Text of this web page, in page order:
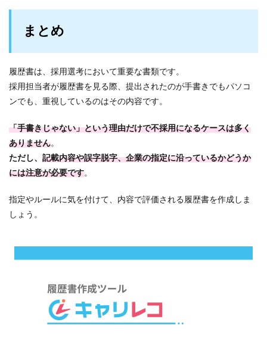
まとめ
履歴書は、採用選考において重要な書類です。
採用担当者が履歴書を見る際、提出されたのが手書きでもパソコ
ンでも、重視しているのはその内容です。
「手書きじゃない」という理由だけで不採用になるケースは多く
ありません。
ただし、 記載内容や誤字脱字、企業の指定に沿っているかどうか
には注意が必要です。
指定やルールに気を付けて、内容で評価される履歴書を作成しま
しょう。